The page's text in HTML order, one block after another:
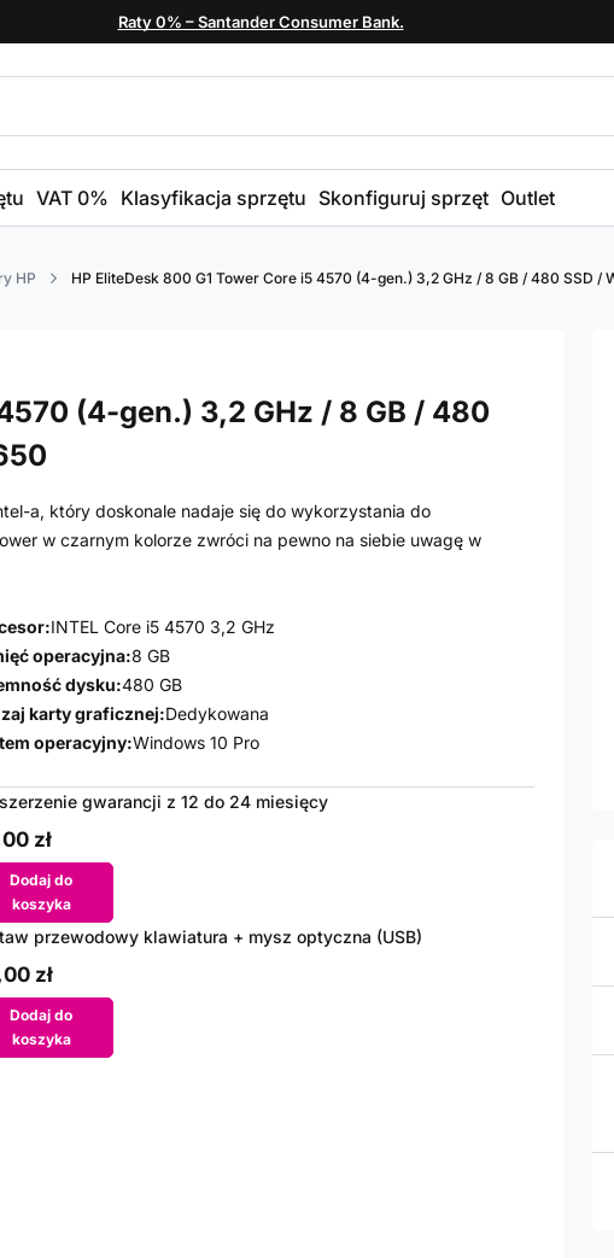
Raty 0% – Santander Consumer Bank.
VAT 0% Klasyfikacja sprzętu Skonfiguruj sprzęt Outlet
HP HP EliteDesk 800 G1 Tower Core i5 4570 (4-gen.) 3,2 GHz / 8 GB / 480 SSD /
(4-gen.) 3,2 GHz / 8 GB / 480
a, który doskonale nadaje się do wykorzystania do
w czarnym kolorze zwróci na pewno na siebie uwagę w
INTEL Core i5 4570 3,2 GHz
operacyjna:8 GB
dysku:480 GB
karty graficznej:Dedykowana
operacyjny:Windows 10 Pro
gwarancji z 12 do 24 miesięcy
zł
Dodaj do
koszyka
przewodowy klawiatura + mysz optyczna (USB)
zł
Dodaj do
koszyka